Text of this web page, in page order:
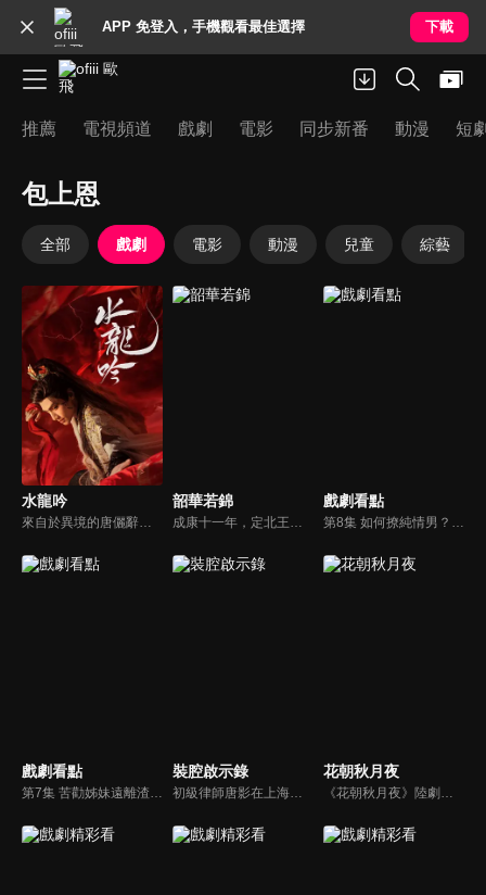
APP 免登入，手機觀看最佳選擇 下載
推薦 電視頻道 戲劇 電影 同步新番 動漫 短
包上恩
全部 戲劇 電影 動漫 兒童 綜藝
水龍吟
來自於異境的唐儷辭（羅雲熙 飾），師從周睇樓，後為隱居世外的國舅之子，在被構陷其涉及一滅門案，被迫捲入江湖紛爭之中。
韶華若錦
成康十一年，定北王江緒為查軍餉貪墨案返京，迎娶將門之女明檀穩住朝局。隨調查深入，牽出貪腐勢力盤根錯節，關乎朝廷經濟命脈。江緒誓言連根拔起，卻致明家遭誣陷滅門。為昭雪冤屈，江緒與明檀攜手揭真相，歷經生死與陰謀，終將主謀繩之以法，守護百姓，也收穫摯愛情深。
戲劇看點
第8集 如何撩純情男？用這招就對了！
戲劇看點 裝腔啟示錄
初級律師唐影在上海紅圈律所工作，意外結識了合作方許子詮。雖然二人暗生情愫，卻始終沒有勇氣直面真實的情感。許子詮面對富豪馬其遠對唐影的追求，終於確定自己早已喜歡上了唐影。與此同時，唐影正面臨著同事的排擠和父母突襲來滬的雙重壓力。
花朝秋月夜